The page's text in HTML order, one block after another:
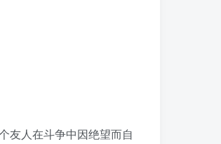
友人在斗争中因绝望而自